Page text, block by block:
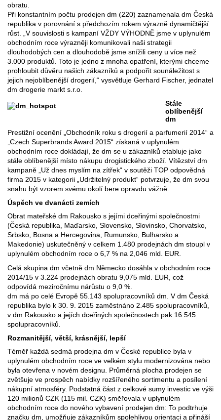
obratu.
Při konstantním počtu prodejen dm (220) zaznamenala dm Česká
republika v porovnání s předchozím rokem výrazně dynamičtější
růst. „V souvislosti s kampaní VŽDY VÝHODNĚ jsme v uplynulém
obchodním roce výrazněji komunikovali naši strategii
dlouhodobých cen a dlouhodobě jsme snížili ceny u více než
3.000 produktů. Toto je jedno z mnoha opatření, kterými chceme
prohloubit důvěru našich zákazníků a podpořit sounáležitost s
jejich nejoblíbenější drogerií,“ vysvětluje Gerhard Fischer, jednatel
dm drogerie markt s.r.o.
Stále
oblíbenější
dm
Prestižní ocenění „Obchodník roku s drogerií a parfumerií 2014“ a
„Czech Superbrands Award 2015“ získaná v uplynulém
obchodním roce dokládají, že dm se u zákazníků etabluje jako
stále oblíbenější místo nákupu drogistického zboží. Vítězství dm
kampaně „Už dnes myslím na zítřek“ v soutěži TOP odpovědná
firma 2015 v kategorii „Udržitelný produkt“ potvrzuje, že dm svou
snahu být vzorem svému okolí bere opravdu vážně.
Úspěch ve dvanácti zemích
Obrat mateřské dm Rakousko s jejími dceřinými společnostmi
(Česká republika, Maďarsko, Slovensko, Slovinsko, Chorvatsko,
Srbsko, Bosna a Hercegovina, Rumunsko, Bulharsko a
Makedonie) uskutečněný v celkem 1.480 prodejnách dm stoupl v
uplynulém obchodním roce o 6,7 % na 2,046 mld. EUR.
Celá skupina dm včetně dm Německo dosáhla v obchodním roce
2014/15 v 3.224 prodejnách obratu 9,075 mld. EUR, což
odpovídá meziročnímu nárůstu o 9,0 %.
dm má po celé Evropě 55.143 spolupracovníků dm. V dm Česká
republika bylo k 30. 9. 2015 zaměstnáno 2.485 spolupracovníků,
v dm Rakousko a jejích dceřiných společnostech pak 16.545
spolupracovníků.
Rozmanitější, větší, krásnější, lepší
Téměř každá sedmá prodejna dm v České republice byla v
uplynulém obchodním roce ve velkém stylu modernizována nebo
byla otevřena v novém designu. Průměrná plocha prodejen se
zvětšuje ve prospěch nabídky rozšířeného sortimentu a posílení
nákupní atmosféry. Podstatná část z celkové sumy investic ve výši
120 milionů CZK (115 mil. CZK) směřovala v uplynulém
obchodním roce do nového vybavení prodejen dm: To podtrhuje
značku dm, umožňuje zákazníkům spolehlivou orientaci a přináší